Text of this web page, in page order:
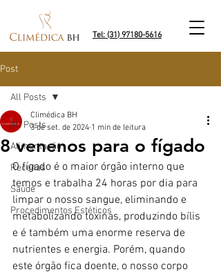
Tel: (31) 97180-5616
Post
All Posts
Alimentação
Receitas
Saúde
Procedimentos Estéticos
All Posts
8 venenos para o fígado
Climédica BH
3 de set. de 2024 1 min de leitura
O fígado é o maior órgão interno que
temos e trabalha 24 horas por dia para
limpar o nosso sangue, eliminando e
metabolizando toxinas, produzindo bílis
e é também uma enorme reserva de
nutrientes e energia. Porém, quando
este órgão fica doente, o nosso corpo